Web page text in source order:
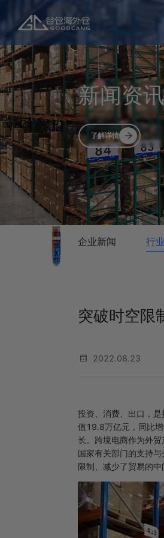
新闻资讯
了解详情
企业新闻 行
突破时空限
2022.08.23
投资、消费、出口，
值19.8万亿元，同比
长。跨境电商作为外
国家有关部门的支持
限制、减少了贸易的